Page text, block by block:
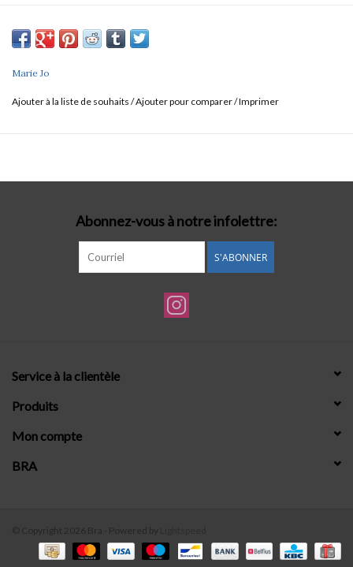
Marie Jo
Ajouter à la liste de souhaits /Ajouter pour comparer/Imprimer
Abonnez-vous à notre infolettre:
S'ABONNER
Service à la clientèle
Produits
Mon compte
BRA
© Copyright 2026 Bra - Powered by